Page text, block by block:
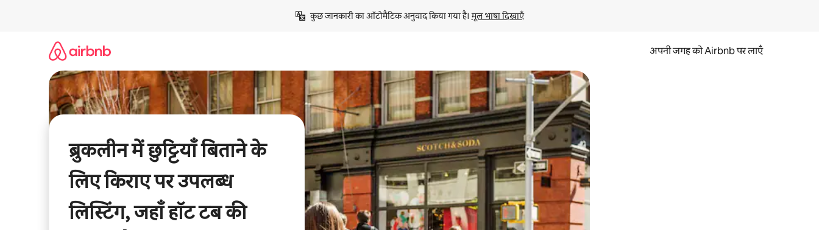
कुछ जानकारी का ऑटोमैटिक अनुवाद किया गया है। मूल भाषा दिखाएँ
अपनी जगह को Airbnb पर लाएँ
ब्रुकलीन में छुट्टियाँ बिताने के
लिए किराए पर उपलब्ध
लिस्टिंग, जहाँ हॉट टब की